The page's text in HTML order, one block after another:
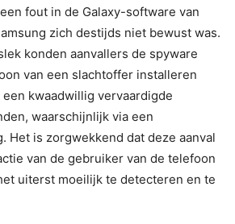
fout in de Galaxy-software van
zich destijds niet bewust was.
konden aanvallers de spyware
van een slachtoffer installeren
kwaadwillig vervaardigde
waarschijnlijk via een
Het is zorgwekkend dat deze aanval
van de gebruiker van de telefoon
uiterst moeilijk te detecteren en te